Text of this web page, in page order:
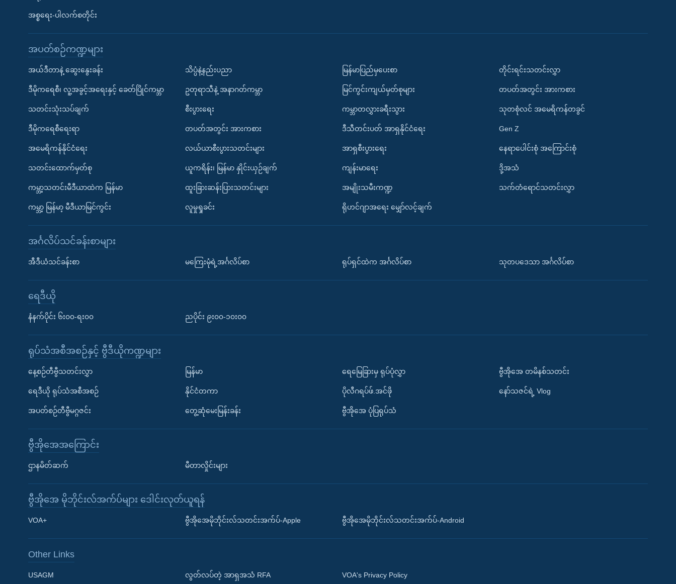
Learning English
အစ္စရေး-ပါလက်စတိုင်း
အပတ်စဉ်ကဏ္ဍများ
အယ်ဒီတာနဲ့ ဆွေးနွေးခန်း
ဒီမိုကရေစီ၊ လူ့အခွင့်အရေးနှင့် ခေတ်ပြိုင်ကမ္ဘာ
သတင်းသုံးသပ်ချက်
ဒီမိုကရေစီရေးရာ
အမေရိကန်နိုင်ငံရေး
သတင်းထောက်မှတ်စု
ကမ္ဘာ့သတင်းမီဒီယာထဲက မြန်မာ
ကမ္ဘာ့ မြန်မာ့ မီဒီယာမြင်ကွင်း
သိပ္ပံနဲ့နည်းပညာ
ဥတုရာသီနဲ့ အနာဂတ်ကမ္ဘာ
စီးပွားရေး
တပတ်အတွင်း အားကစား
လယ်ယာစီးပွားသတင်းများ
ယူကရိန်း၊ မြန်မာ နှိုင်းယှဉ်ချက်
ထူးခြားဆန်းပြားသတင်းများ
လူမှုရှုခင်း
မြန်မာပြည်မှပေးစာ
မြင်ကွင်းကျယ်မှတ်စုများ
ကမ္ဘာတလွှားခရီးသွား
ဒီသီတင်းပတ် အာရှနိုင်ငံရေး
အာရှစီးပွားရေး
ကျန်းမာရေး
အမျိုးသမီးကဏ္ဍ
ရိုဟင်ဂျာအရေး မျှော်လင့်ချက်
တိုင်းရင်းသတင်းလွှာ
တပတ်အတွင်း အားကစား
သုတစုံလင် အမေရိကန်တခွင်
Gen Z
နေရာပေါင်းစုံ အကြောင်းစုံ
ဒို့အသံ
သက်တံရောင်သတင်းလွှာ
အင်္ဂလိပ်သင်ခန်းစာများ
အီဒီယံသင်ခန်းစာ မကြေးမုံရဲ့အင်္ဂလိပ်စာ ရုပ်ရှင်ထဲက အင်္ဂလိပ်စာ သုတပဒေသာ အင်္ဂလိပ်စာ
ရေဒီယို
နံနက်ပိုင်း ၆း၀၀-ရး၀၀ ညပိုင်း ၉း၀၀-၁၀း၀၀
ရုပ်သံအစီအစဉ်နှင့် ဗွီဒီယိုကဏ္ဍများ
နေ့စဉ်တီဗွီသတင်းလွှာ
ရေဒီယို ရုပ်သံအစီအစဉ်
အပတ်စဉ်တီဗွီမဂ္ဂဇင်း
မြန်မာ
နိုင်ငံတကာ
တွေ့ဆုံမေးမြန်းခန်း
ရေမြေခြားမှ ရုပ်ပုံလွှာ
ပိုလီဂရပ်ဖ်.အင်ဖို
ဗွီအိုအေ ပုံပြရုပ်သံ
ဗွီအိုအေ တမိနစ်သတင်း
နော်သဇင်ရဲ့ Vlog
ဗွီအိုအေအကြောင်း
ဌာနမိတ်ဆက် မီတာလှိုင်းများ
ဗွီအိုအေ မိုဘိုင်းလ်အက်ပ်များ ဒေါင်းလုတ်ယူရန်
VOA+ ဗွီအိုအေမိုဘိုင်းလ်သတင်းအက်ပ်-Apple ဗွီအိုအေမိုဘိုင်းလ်သတင်းအက်ပ်-Android
Other Links
USAGM လွတ်လပ်တဲ့ အာရှအသံ RFA VOA's Privacy Policy